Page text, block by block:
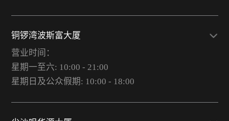
铜锣湾波斯富大厦
营业时间：
星期一至六: 10:00 - 21:00
星期日及公众假期: 10:00 - 18:00